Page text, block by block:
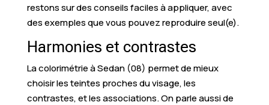
restons sur des conseils faciles à appliquer, avec
des exemples que vous pouvez reproduire seul(e).
Harmonies et contrastes
La colorimétrie à Sedan (08) permet de mieux
choisir les teintes proches du visage, les
contrastes, et les associations. On parle aussi de